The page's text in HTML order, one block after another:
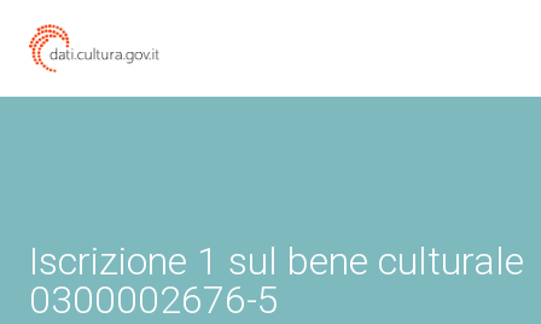
Iscrizione 1 sul bene culturale
0300002676-5